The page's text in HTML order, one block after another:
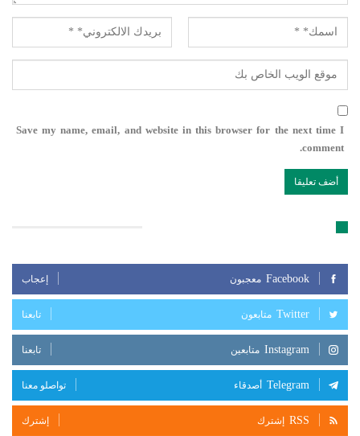
Save my name, email, and website in this browser for the next time I
comment.
Facebook معجبون إعجاب
Twitter متابعون تابعنا
Instagram متابعين تابعنا
Telegram أصدقاء تواصلو معنا
RSS إشترك إشترك